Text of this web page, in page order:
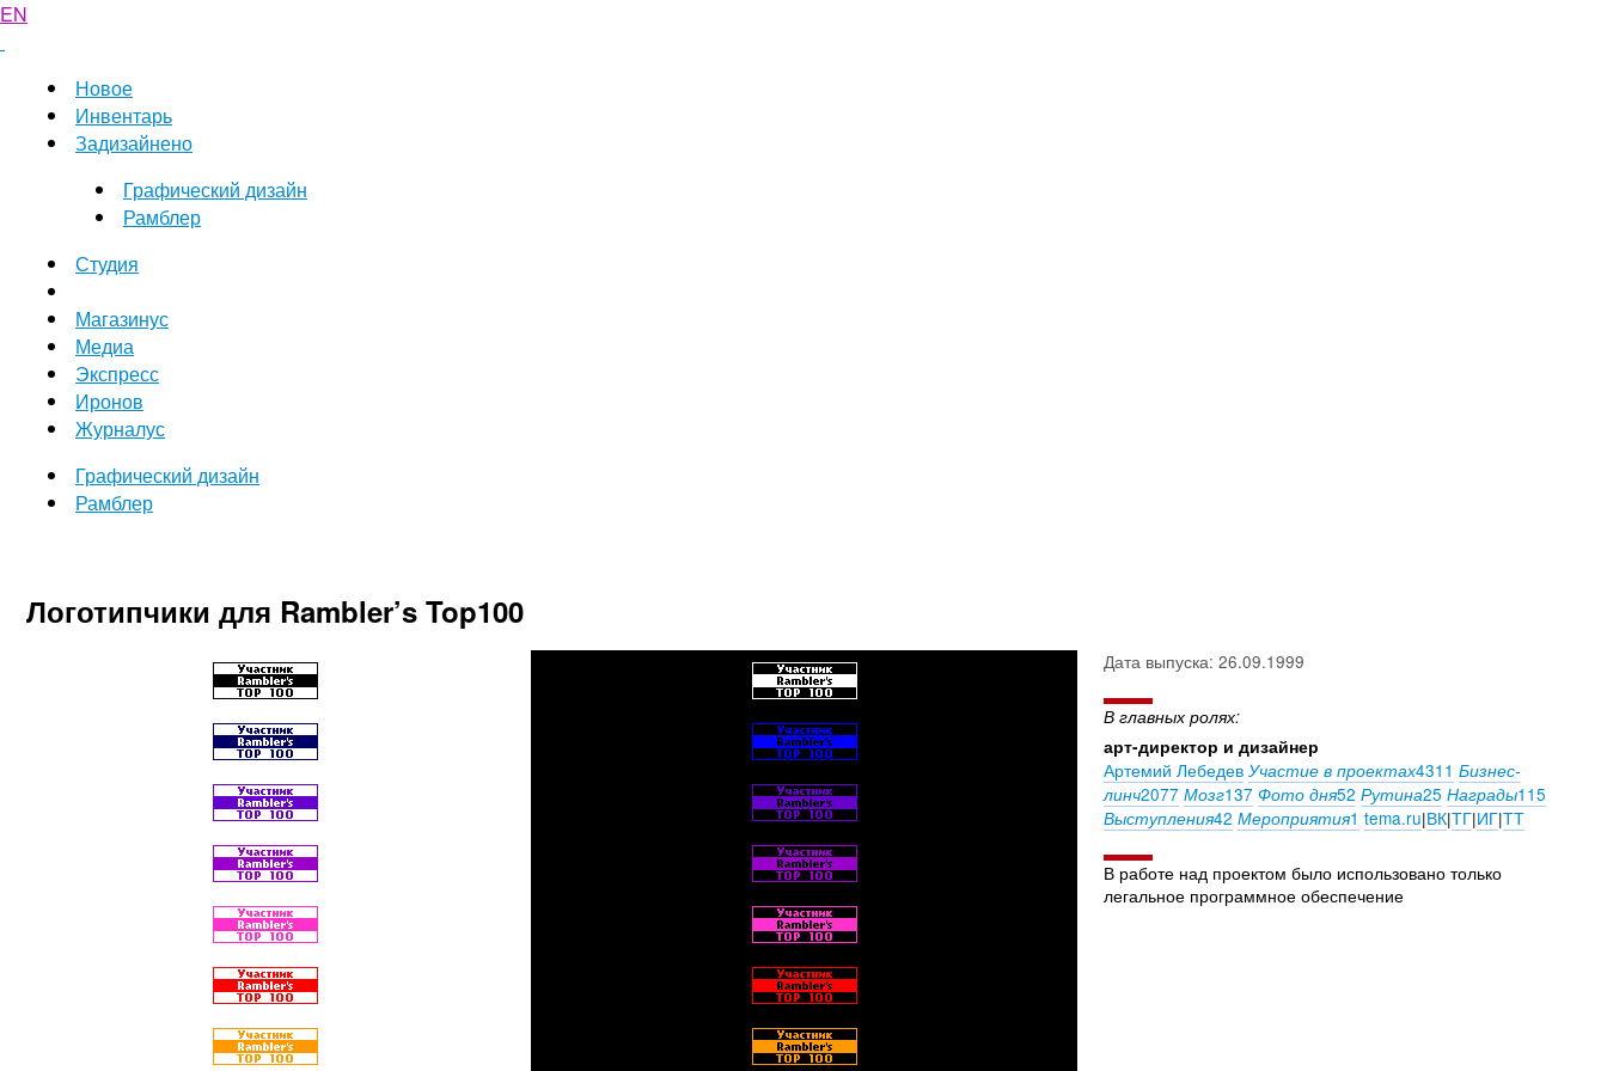
EN
Новое
Инвентарь
Задизайнено
Графический дизайн
Рамблер
Студия
Магазинус
Медиа
Экспресс
Иронов
Журналус
Графический дизайн
Рамблер
Логотипчики для Rambler’s Top100
Дата выпуска: 26.09.1999
В главных ролях:
арт-директор и дизайнер
Артемий Лебедев Участие в проектах4311 Бизнес-
линч2077 Мозг137 Фото дня52 Рутина25 Награды115
Выступления42 Мероприятия1 tema.ru|ВК|ТГ|ИГ|ТТ
В работе над проектом было использовано только
легальное программное обеспечение